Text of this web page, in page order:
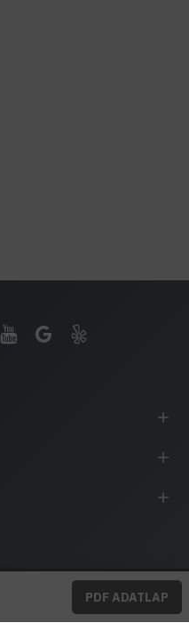
PDF ADATLAP
2025 Energia Háza